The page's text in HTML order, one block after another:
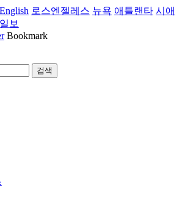
English 로스엔젤레스 뉴욕 애틀랜타 시애
보
Bookmark